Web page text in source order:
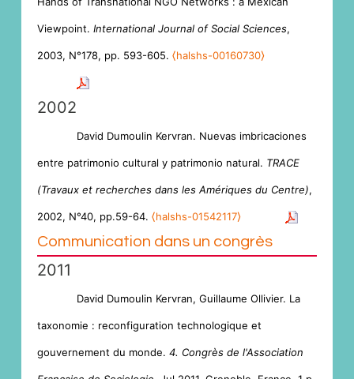
Viewpoint. International Journal of Social Sciences,
2003, N°178, pp. 593-605. ⟨halshs-00160730⟩
2002
David Dumoulin Kervran. Nuevas imbricaciones
entre patrimonio cultural y patrimonio natural. TRACE
(Travaux et recherches dans les Amériques du Centre),
2002, N°40, pp.59-64. ⟨halshs-01542117⟩
Communication dans un congrès
2011
David Dumoulin Kervran, Guillaume Ollivier. La
taxonomie : reconfiguration technologique et
gouvernement du monde. 4. Congrès de l'Association